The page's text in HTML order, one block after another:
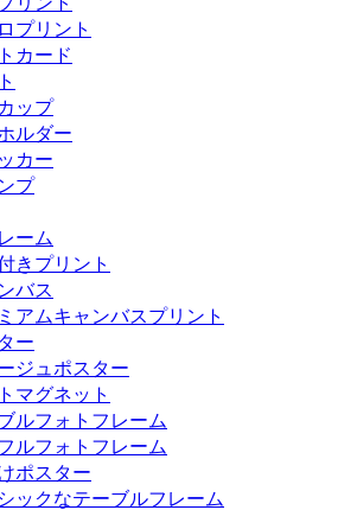
プリント
カード
ップ
ルダー
カー
プ
ーム
きプリント
バス
アムキャンバスプリント
ー
ジュポスター
マグネット
ルフォトフレーム
ルフォトフレーム
ポスター
ックなテーブルフレーム